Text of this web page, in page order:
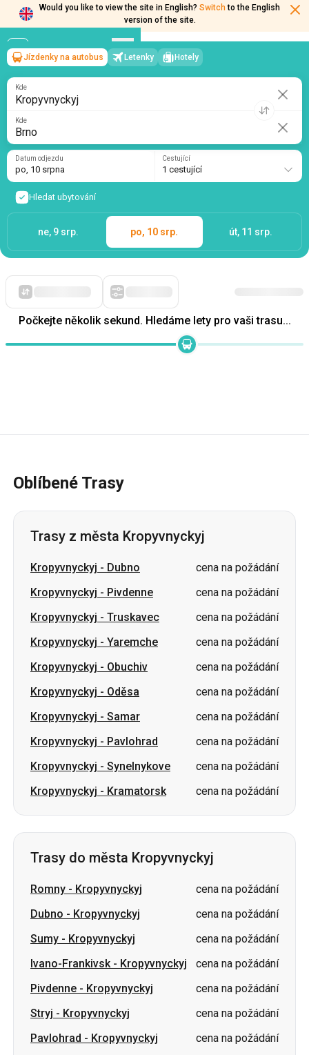
Would you like to view the site in English? Switch to the English
version of the site.
Kropyvnyckyj→Brno
po, 10 srpna/1 cestující
Jízdenky na autobus Letenky Hotely
Kde
Kde
Datum odjezdu
po, 10 srpna
Cestující
1 cestující
Hledat ubytování
ne, 9 srp. po, 10 srp. út, 11 srp.
Počkejte několik sekund. Hledáme lety pro vaši trasu...
Oblíbené Trasy
Trasy z města Kropyvnyckyj
Kropyvnyckyj - Dubno
cena na požádání
Kropyvnyckyj - Pivdenne
cena na požádání
Kropyvnyckyj - Truskavec
cena na požádání
Kropyvnyckyj - Yaremche
cena na požádání
Kropyvnyckyj - Obuchiv
cena na požádání
Kropyvnyckyj - Oděsa
cena na požádání
Kropyvnyckyj - Samar
cena na požádání
Kropyvnyckyj - Pavlohrad
cena na požádání
Kropyvnyckyj - Synelnykove
cena na požádání
Kropyvnyckyj - Kramatorsk cena na požádání
Trasy do města Kropyvnyckyj
Romny - Kropyvnyckyj
cena na požádání
Dubno - Kropyvnyckyj
cena na požádání
Sumy - Kropyvnyckyj
cena na požádání
Ivano-Frankivsk- Kropyvnyckyj
cena na požádání
Pivdenne - Kropyvnyckyj
cena na požádání
Stryj - Kropyvnyckyj
cena na požádání
Pavlohrad - Kropyvnyckyj
cena na požádání